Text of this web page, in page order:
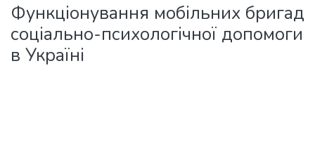
Функціонування мобільних бригад
соціально-психологічної допомоги
в Україні